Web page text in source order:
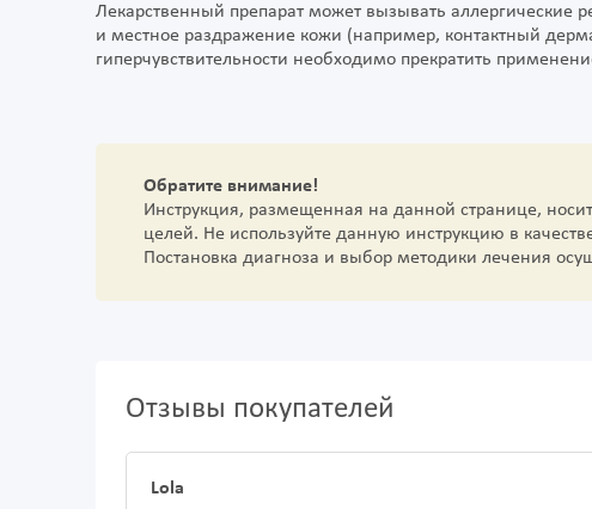
Лекарственный препарат может вызывать аллергические
и местное раздражение кожи (например, контактный
гиперчувствительности необходимо прекратить
Обратите внимание!
Инструкция, размещенная на данной странице,
целей. Не используйте данную инструкцию в
Постановка диагноза и выбор методики лечения
Отзывы покупателей
Lola